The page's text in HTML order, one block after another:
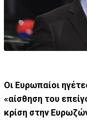
Οι Ευρωπαίοι
«αίσθηση του
κρίση στην